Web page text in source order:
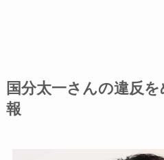
国分太一さんの違反
報